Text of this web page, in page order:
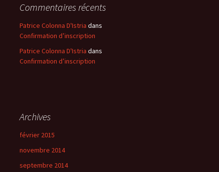
Commentaires récents
Patrice Colonna D'Istria dans
Confirmation d’inscription
Patrice Colonna D'Istria dans
Confirmation d’inscription
Archives
février 2015
novembre 2014
septembre 2014